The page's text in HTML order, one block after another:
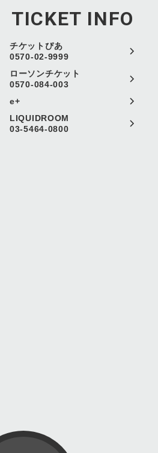
TICKET INFO
チケットぴあ
0570-02-9999
ローソンチケット
0570-084-003
e+
LIQUIDROOM
03-5464-0800